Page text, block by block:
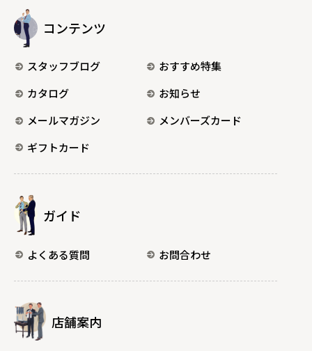
コンテンツ
スタッフブログ
おすすめ特集
カタログ
お知らせ
メールマガジン
メンバーズカード
ギフトカード
ガイド
よくある質問 お問合わせ
店舗案内